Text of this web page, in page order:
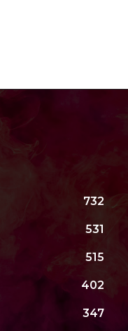
732
531
515
402
347